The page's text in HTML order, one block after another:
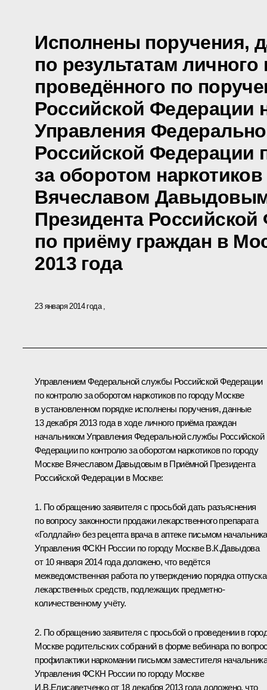
Исполнены поручения,
по результатам
проведённого по
Российской Федерации
Управления
Российской Федерации
за оборотом
Вячеславом
Президента
по приёму граждан в
2013 года
23 января 2014 года
Управлением Федеральной службы Российской Федерации
по контролю за оборотом наркотиков по городу Москве
в установленном порядке исполнены поручения, данные
13 декабря 2013 года в ходе личного приёма граждан
начальником Управления Федеральной службы Российской
Федерации по контролю за оборотом наркотиков по городу
Москве Вячеславом Давыдовым в Приёмной Президента
Российской Федерации в Москве:
1. По обращению заявителя с просьбой дать разъяснения
по вопросу законности продажи лекарственного препарата
«Голдлайн» без рецепта врача в аптеке письмом начальника
Управления ФСКН России по городу Москве В.К.Давыдова
от 10 января 2014 года доложено, что ведётся
межведомственная работа по утверждению порядка отпуска
лекарственных средств, подлежащих предметно-
количественному учёту.
2. По обращению заявителя с просьбой о проведении в
Москве родительских собраний в форме вебинара по
профилактики наркомании письмом заместителя начальника
Управления ФСКН России по городу Москве
И.В.Елисаветченко от 18 декабря 2013 года доложено, что